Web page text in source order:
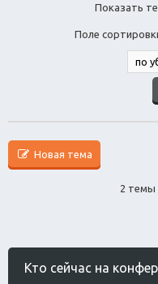
Показать
Поле
Новая тема
2 темы
Кто сейчас на